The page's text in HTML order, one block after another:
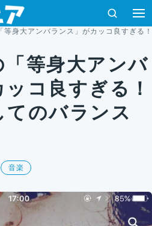
検索
等身大アンバランス」がカッコ良すぎる
等身大アンバ
コ良すぎる！
のバランス
音楽